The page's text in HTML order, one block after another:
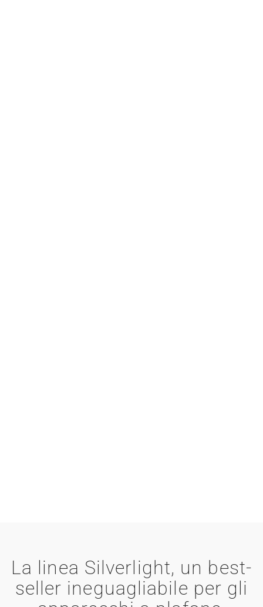
La linea Silverlight, un best-
seller ineguagliabile per gli